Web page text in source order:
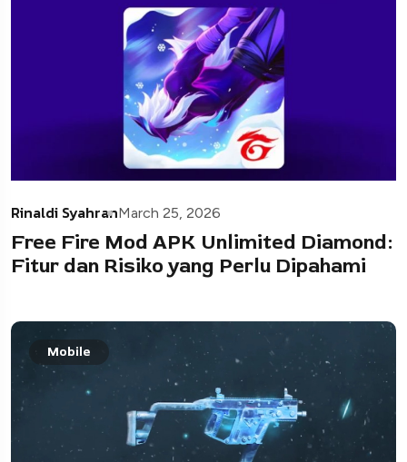
Rinaldi SyahranMarch 25, 2026
Free Fire Mod APK Unlimited Diamond:
Fitur dan Risiko yang Perlu Dipahami
Mobile